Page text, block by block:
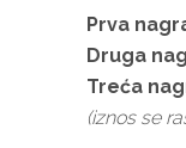
Prva
Druga
Treća
(iznos se